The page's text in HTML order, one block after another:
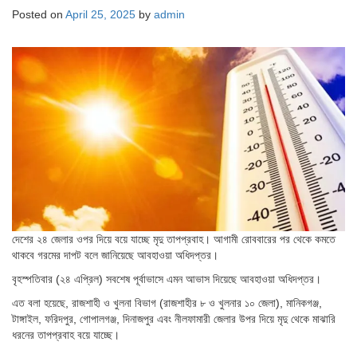
Posted on April 25, 2025 by admin
দেশের ২৪ জেলার ওপর দিয়ে বয়ে যাচ্ছে মৃদু তাপপ্রবাহ। আগামী রোববারের পর থেকে কমতে
থাকবে গরমের দাপট বলে জানিয়েছে আবহাওয়া অধিদপ্তর।
বৃহস্পতিবার (২৪ এপ্রিল) সবশেষ পূর্বাভাসে এমন আভাস দিয়েছে আবহাওয়া অধিদপ্তর।
এত বলা হয়েছে, রাজশাহী ও খুলনা বিভাগ (রাজশাহীর ৮ ও খুলনার ১০ জেলা), মানিকগঞ্জ,
টাঙ্গাইল, ফরিদপুর, গোপালগঞ্জ, দিনাজপুর এবং নীলফামারী জেলার উপর দিয়ে মৃদু থেকে মাঝারি
ধরনের তাপপ্রবাহ বয়ে যাচ্ছে।